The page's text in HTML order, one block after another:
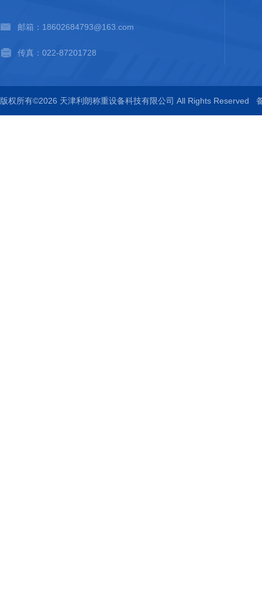
邮箱：18602684793@163.com
传真：022-87201728
版权所有©2026 天津利朗称重设备科技有限公司 All Rights Reserved